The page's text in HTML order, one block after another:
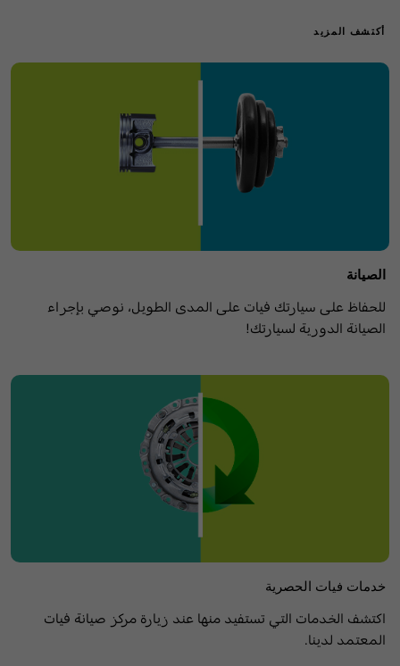
أكتشف المزيد
الصيانة
للحفاظ على سيارتك فيات على المدى الطويل، نوصي بإجراء
الصيانة الدورية لسيارتك!
خدمات فيات الحصرية
اكتشف الخدمات التي تستفيد منها عند زيارة مركز صيانة فيات
المعتمد لدينا.